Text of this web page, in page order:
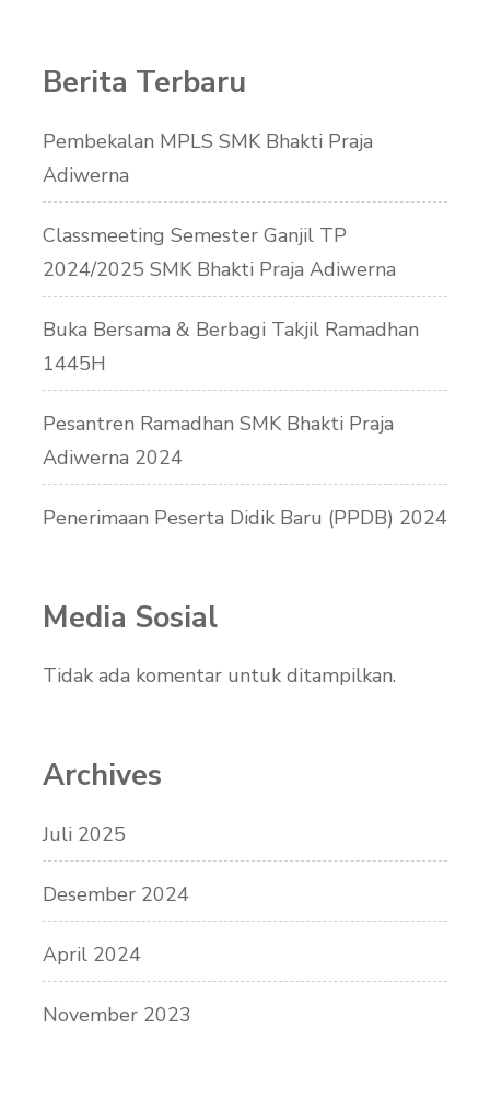
Berita Terbaru
Pembekalan MPLS SMK Bhakti Praja
Adiwerna
Classmeeting Semester Ganjil TP
2024/2025 SMK Bhakti Praja Adiwerna
Buka Bersama & Berbagi Takjil Ramadhan
1445H
Pesantren Ramadhan SMK Bhakti Praja
Adiwerna 2024
Penerimaan Peserta Didik Baru (PPDB) 2024
Media Sosial
Tidak ada komentar untuk ditampilkan.
Archives
Juli 2025
Desember 2024
April 2024
November 2023